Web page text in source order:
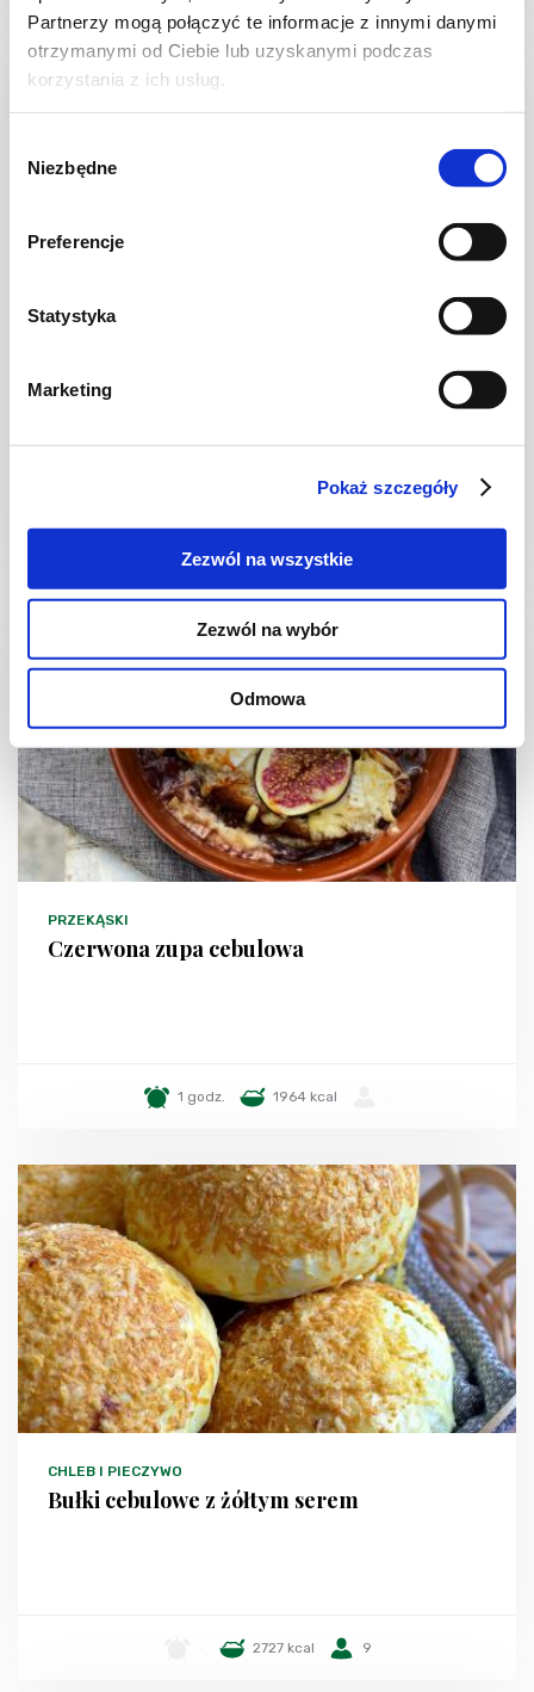
Partnerzy mogą połączyć te informacje z innymi danymi
otrzymanymi od Ciebie lub uzyskanymi podczas
korzystania z ich usług.
zgody
Niezbędne
Preferencje
Statystyka
Marketing
Pokaż szczegóły
Zezwól na wszystkie
Zezwól na wybór
Odmowa
Gulasz z szynki duszonej w sosie cebulowym
PRZEKĄSKI
Czerwona zupa cebulowa
1 godz. 1964 kcal
CHLEB I PIECZYWO
Bułki cebulowe z żółtym serem
2727 kcal 9